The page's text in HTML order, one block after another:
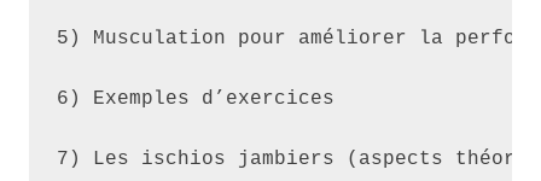
5) Musculation pour améliorer la
6) Exemples d’exercices